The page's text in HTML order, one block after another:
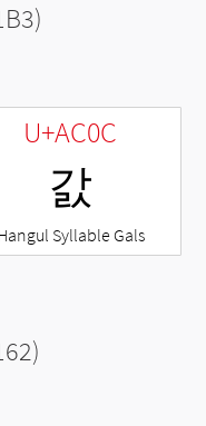
U+AC0C
갌
Syllable Gals